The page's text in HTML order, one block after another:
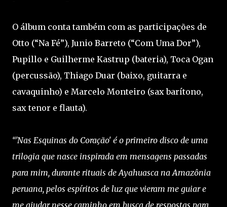
O álbum conta também com as participações de
Otto (“Na Fé”), Junio Barreto (“Com Uma Dor”),
Pupillo e Guilherme Kastrup (bateria), Toca Ogan
(percussão), Thiago Duar (baixo, guitarra e
cavaquinho) e Marcelo Monteiro (sax barítono,
sax tenor e flauta).
“'Nas Esquinas do Coração' é o primeiro disco de uma
trilogia que nasce inspirada em mensagens passadas
para mim, durante rituais de Ayahuasca na Amazônia
peruana, pelos espíritos de luz que vieram me guiar e
me ajudar nesse caminho em busca de respostas para